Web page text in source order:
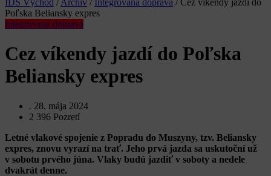
IDS Východ / Archív / Integrovaná doprava / Cez víkendy jazdí do
Poľska Beliansky expres
Integrovaná doprava
Cez víkendy jazdí do Poľska
Beliansky expres
. 28. mája 2024
2 396 Pozretí
Letné vlakové spojenie z Popradu do Muszyny, tzv. Beliansky
expres, znovu vyrazí na trať. Jeho prvá jazda sa uskutoční už
v sobotu prvého júna. Vlaky budú jazdiť v soboty a nedele
dvakrát denne.